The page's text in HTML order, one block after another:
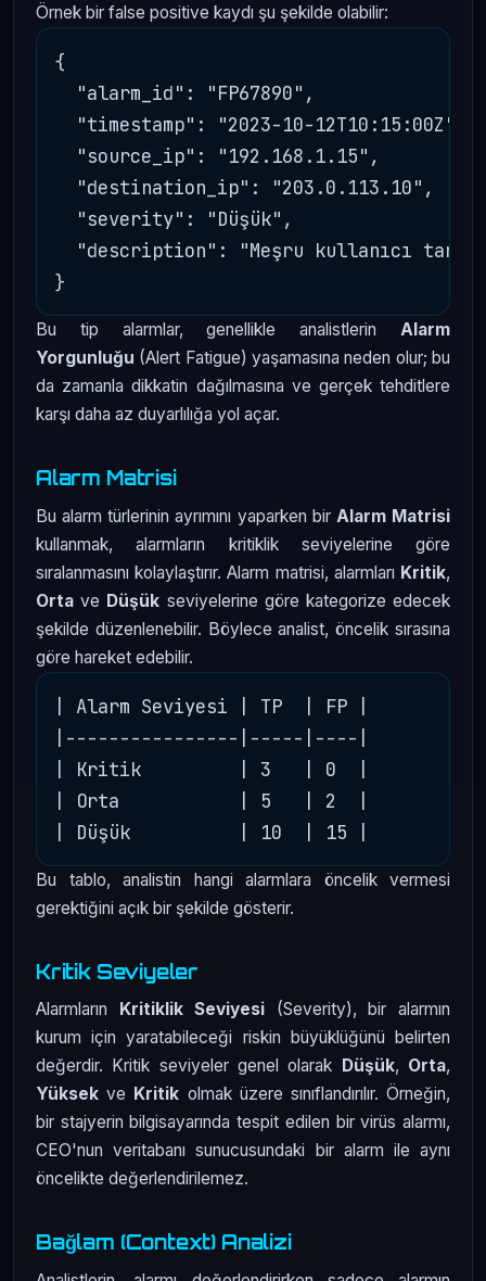
Örnek bir false positive kaydı şu şekilde olabilir:
{
  "alarm_id": "FP67890",
  "timestamp": "2023-10-12T10:15:00Z",
  "source_ip": "192.168.1.15",
  "destination_ip": "203.0.113.10",
  "severity": "Düşük",
"description": "Meşru kullanıcı
Bu tip alarmlar, genellikle analistlerin Alarm
Yorgunluğu (Alert Fatigue) yaşamasına neden olur; bu
da zamanla dikkatin dağılmasına ve gerçek tehditlere
karşı daha az duyarlılığa yol açar.
Alarm Matrisi
Bu alarm türlerinin ayrımını yaparken bir Alarm Matrisi
kullanmak, alarmların kritiklik seviyelerine göre
sıralanmasını kolaylaştırır. Alarm matrisi, alarmları Kritik,
Orta ve Düşük seviyelerine göre kategorize edecek
şekilde düzenlenebilir. Böylece analist, öncelik sırasına
göre hareket edebilir.
| Alarm Seviyesi | TP  | FP |
|----------------|-----|----|
| Kritik         | 3   | 0  |
| Orta           | 5   | 2  |
Bu tablo, analistin hangi alarmlara öncelik vermesi
gerektiğini açık bir şekilde gösterir.
Kritik Seviyeler
Alarmların Kritiklik Seviyesi (Severity), bir alarmın
kurum için yaratabileceği riskin büyüklüğünü belirten
değerdir. Kritik seviyeler genel olarak
Düşük, Orta,
Yüksek ve Kritik olmak üzere sınıflandırılır. Örneğin,
bir stajyerin bilgisayarında tespit edilen bir virüs alarmı,
CEO'nun veritabanı sunucusundaki bir alarm ile aynı
öncelikte değerlendirilemez.
Bağlam (Context) Analizi